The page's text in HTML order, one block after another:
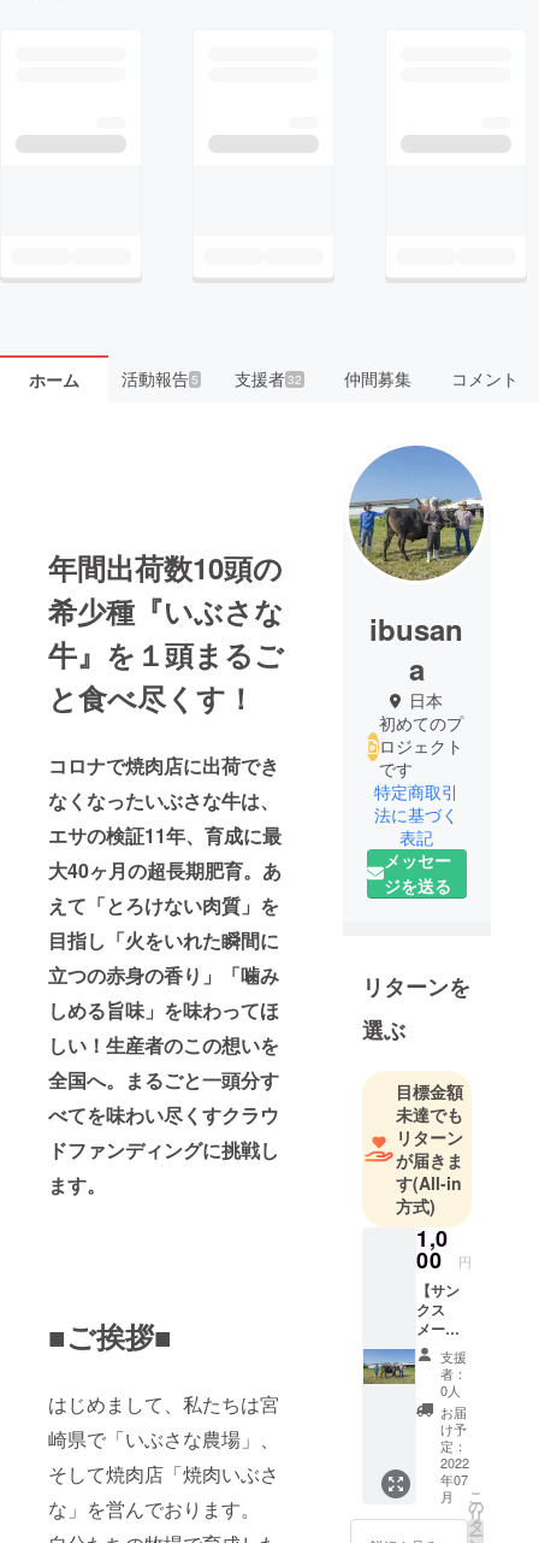
ホーム 活動報告5 支援者32 仲間募集 コメント
年間出荷数10頭の
希少種『いぶさな
牛』を１頭まるご
と食べ尽くす！
コロナで焼肉店に出荷でき
なくなったいぶさな牛は、
エサの検証11年、育成に最
大40ヶ月の超長期肥育。あ
えて「とろけない肉質」を
目指し「火をいれた瞬間に
立つの赤身の香り」「噛み
しめる旨味」を味わってほ
しい！生産者のこの想いを
全国へ。まるごと一頭分す
べてを味わい尽くすクラウ
ドファンディングに挑戦し
ます。
■ご挨拶■
はじめまして、私たちは宮
崎県で「いぶさな農場」、
そして焼肉店「焼肉いぶさ
な」を営んでおります。
ibusan
a
日本
初めてのプ
ロジェクト
です
特定商取引
法に基づく
表記
メッセー
ジを送る
リターンを
選ぶ
目標金額
未達でも
リターン
が届きま
す(All-in
方式)
1,0
00 円
【サン
クス
メー
ル】 感
謝の気
持ちを
込めた
メール
をお送
りしま
す。
支援
者：
0人
お届
け予
定：
2022
年07
月
こ
の
リ
タ
ー